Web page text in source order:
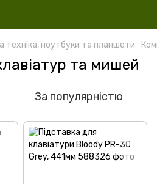
техніка, ноутбуки та планшети
та мишей
За популярністю